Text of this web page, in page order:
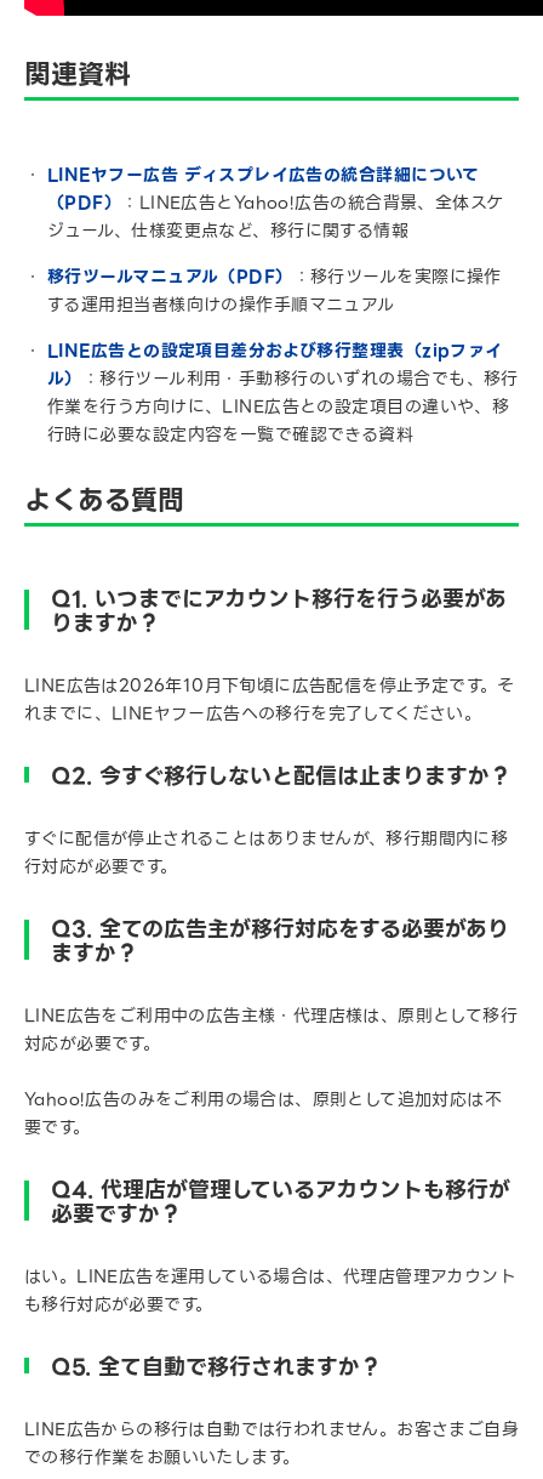
関連資料
LINEヤフー広告 ディスプレイ広告の統合詳細について
（PDF）
：LINE広告とYahoo!広告の統合背景、全体スケ
ジュール、仕様変更点など、移行に関する情報
移行ツールマニュアル（PDF）
：移行ツールを実際に操作
する運用担当者様向けの操作手順マニュアル
LINE広告との設定項目差分および移行整理表（zipファイ
ル）
：移行ツール利用・手動移行のいずれの場合でも、移行
作業を行う方向けに、LINE広告との設定項目の違いや、移
行時に必要な設定内容を一覧で確認できる資料
よくある質問
Q1. いつまでにアカウント移行を行う必要があ
りますか？
LINE広告は2026年10月下旬頃に広告配信を停止予定です。そ
れまでに、LINEヤフー広告への移行を完了してください。
Q2. 今すぐ移行しないと配信は止まりますか？
すぐに配信が停止されることはありませんが、移行期間内に移
行対応が必要です。
Q3. 全ての広告主が移行対応をする必要があり
ますか？
LINE広告をご利用中の広告主様・代理店様は、原則として移行
対応が必要です。
Yahoo!広告のみをご利用の場合は、原則として追加対応は不
要です。
Q4. 代理店が管理しているアカウントも移行が
必要ですか？
はい。LINE広告を運用している場合は、代理店管理アカウント
も移行対応が必要です。
Q5. 全て自動で移行されますか？
LINE広告からの移行は自動では行われません。お客さまご自身
での移行作業をお願いいたします。